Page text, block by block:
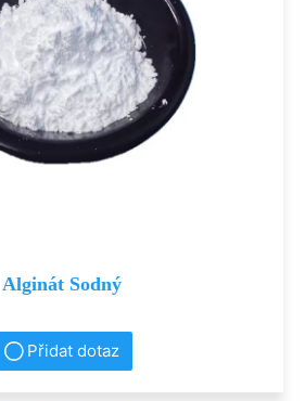
Alginát Sodný
Přidat dotaz